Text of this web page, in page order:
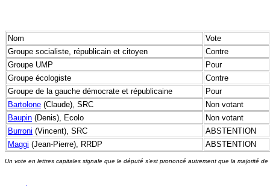
Nom
Vote
Groupe socialiste, républicain et citoyen
Contre
Groupe UMP
Pour
Groupe écologiste
Contre
Groupe de la gauche démocrate et républicaine
Pour
Bartolone (Claude), SRC
Non votant
Baupin (Denis), Ecolo
Non votant
Burroni (Vincent), SRC
ABSTENTION
Maggi (Jean-Pierre), RRDP ABSTENTION
Un vote en lettres capitales signale que le député s'est prononcé autrement que la majorité